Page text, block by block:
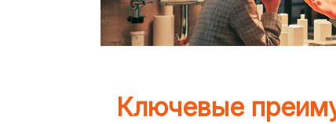
Ключевые